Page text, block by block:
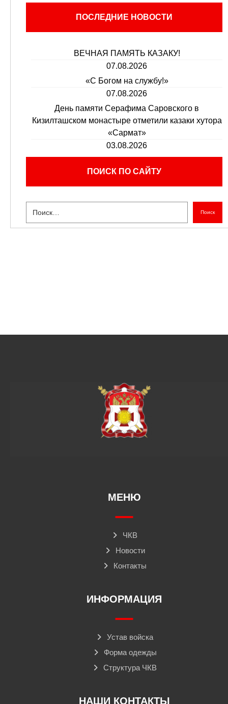
ПОСЛЕДНИЕ НОВОСТИ
ВЕЧНАЯ ПАМЯТЬ КАЗАКУ!
07.08.2026
«С Богом на службу!»
07.08.2026
День памяти Серафима Саровского в
Кизилташском монастыре отметили казаки хутора
«Сармат»
03.08.2026
ПОИСК ПО САЙТУ
Поиск
МЕНЮ
ЧКВ
Новости
Контакты
ИНФОРМАЦИЯ
Устав войска
Форма одежды
Структура ЧКВ
НАШИ КОНТАКТЫ